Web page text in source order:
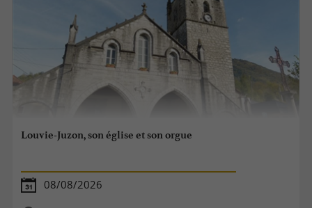
Louvie-Juzon, son église et son orgue
08/08/2026